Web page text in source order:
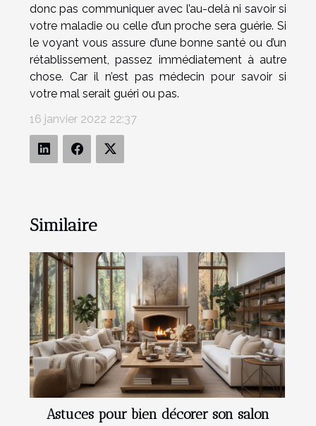
donc pas communiquer avec l’au-delà ni savoir si
votre maladie ou celle d’un proche sera guérie. Si
le voyant vous assure d’une bonne santé ou d’un
rétablissement, passez immédiatement à autre
chose. Car il n’est pas médecin pour savoir si
votre mal serait guéri ou pas.
16 janvier 2022 22:37
Similaire
Astuces pour bien décorer son salon